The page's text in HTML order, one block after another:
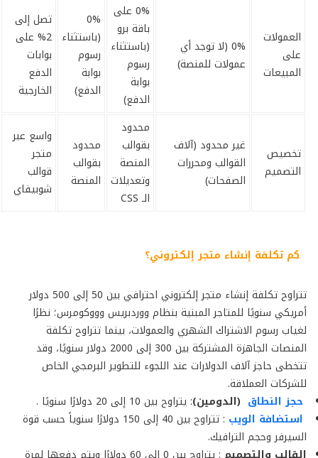
العمولات
على
المبيعات
0% (لا توجد أي
عمولات للمنصة)
0% على
باقة برو
(باستثناء
رسوم
بوابة
الدفع)
0%
(باستثناء
رسوم
بوابة
الدفع)
تصل إلى
2% على
بوابات
الدفع
الخارجية
تخصيص
التصميم
غير محدود (آلاف
القوالب ومحررات
الصفحات)
محدود
بقوالب
المنصة
وتعديلات
الـ CSS
محدود
بقوالب
المنصة
واسع عبر
متجر
قوالب
شوبيفاي
كم تكلفة إنشاء متجر إلكتروني؟
تتراوح تكلفة إنشاء متجر إلكتروني احترافي بين 50 إلى 500 دولار
أمريكي سنويًا للمتاجر المبنية بنظام ووردبريس وووكومرس؛ نظرًا
لغياب رسوم الاشتراك الشهري والعمولات، بينما تتراوح تكلفة
المنصات الجاهزة المشتركة بين 300 إلى 2000 دولار سنويًا، وقد
تتخطى حاجز آلاف الدولارات عند اللجوء للتطوير البرمجي الخاص
للشركات العملاقة.
حجز النطاق (الدومين): يتراوح بين 10 إلى 20 دولارًا سنويًا .
استضافة الويب
: تتراوح بين 40 إلى 150 دولارًا سنوياً حسب قوة
السيرفر وحجم الترافيك.